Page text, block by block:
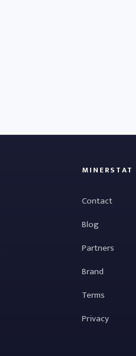
MINERSTAT
Contact
Blog
Partners
Brand
Terms
Privacy